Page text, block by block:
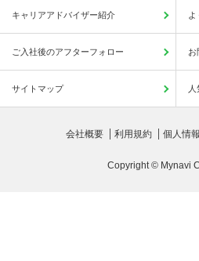
キャリアアドバイザー紹介
ご入社後のアフターフォロー お
サイトマップ
会社概要 利用規約 個人情
Copyright © Mynavi